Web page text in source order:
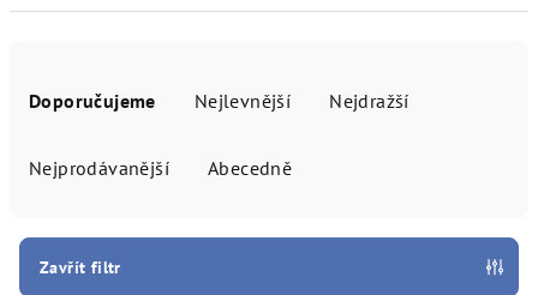
Doporučujeme Nejlevnější Nejdražší
Nejprodávanější Abecedně
Zavřít filtr